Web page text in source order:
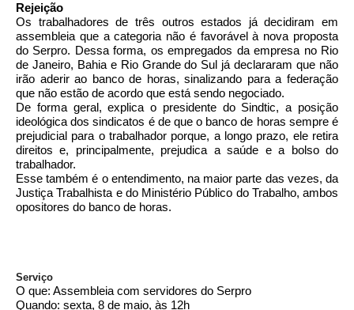
Rejeição
Os trabalhadores de três outros estados já decidiram em
assembleia que a categoria não é favorável à nova proposta
do Serpro. Dessa forma, os empregados da empresa no Rio
de Janeiro, Bahia e Rio Grande do Sul já declararam que não
irão aderir ao banco de horas,sinalizando para a federação
que não estão de acordo que está sendo negociado.
De forma geral, explica o presidente do Sindtic, a posição
ideológica dos sindicatos é de que o banco de horas sempre é
prejudicial para o trabalhador porque, a longo prazo, ele retira
direitos e, principalmente, prejudica a saúde e a bolso do
trabalhador.
Esse também é o entendimento, na maior parte das vezes, da
JustiçaTrabalhista e do Ministério Público do Trabalho, ambos
opositores do banco de horas.
Serviço
O que: Assembleia com servidores do Serpro
Quando: sexta, 8 de maio, às 12h